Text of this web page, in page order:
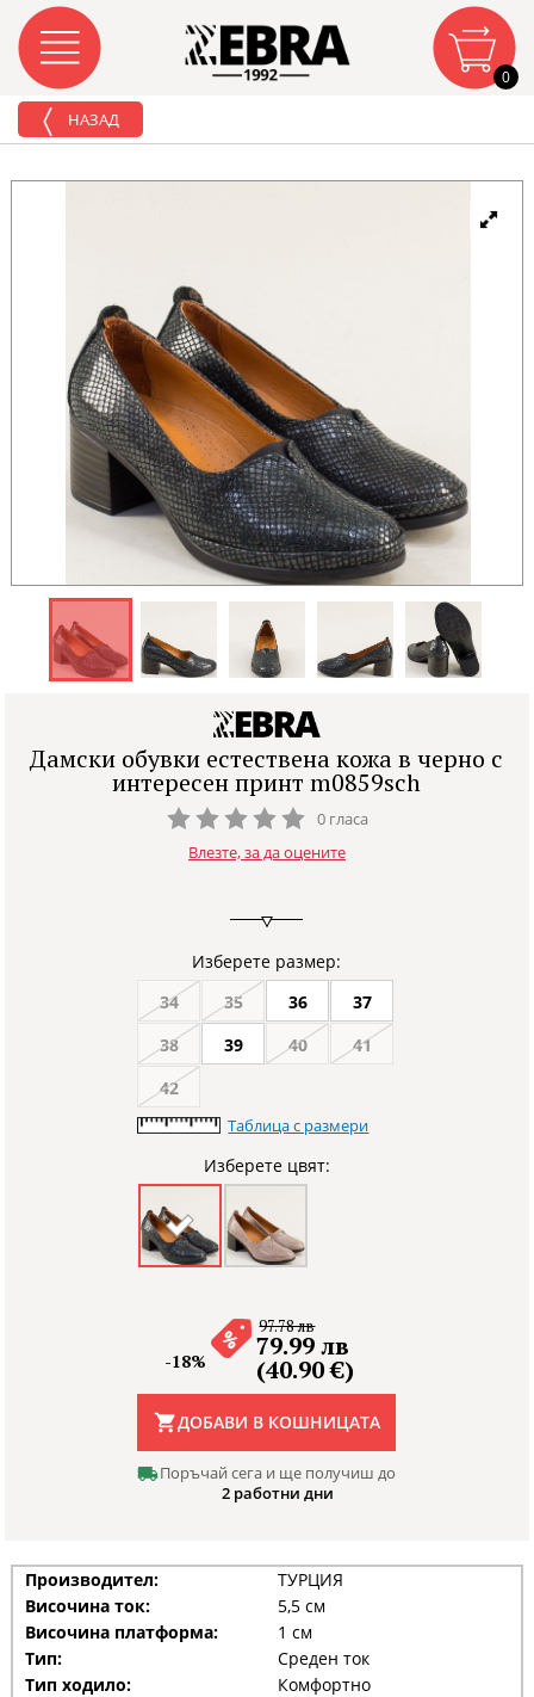
0
НАЗАД
Дамски обувки естествена кожа в черно с
интересен принт m0859sch
0 гласа
Влезте, за да оцените
Изберете размер:
34
35 36
37
38
39 40
41
42
Таблица с размери
Изберете цвят:
-18%
97.78 лв
79.99 лв
(40.90 €)
ДОБАВИ В КОШНИЦАТА
Поръчай сега и ще получиш до
2 работни дни
Производител:
ТУРЦИЯ
Височина ток:
5,5 см
Височина платформа:
1 см
Тип:
Среден ток
Тип ходило:
Комфортно